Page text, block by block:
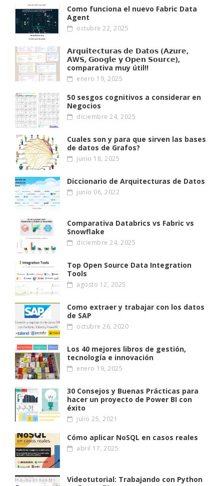
Como funciona el nuevo Fabric Data
Agent
octubre 22, 2025
𝗔𝗿𝗾𝘂𝗶𝘁𝗲𝗰𝘁𝘂𝗿𝗮𝘀 𝗱𝗲 𝗗𝗮𝘁𝗼𝘀 (𝗔𝘇𝘂𝗿𝗲,
𝗔W𝗦, 𝗚𝗼𝗼𝗴𝗹𝗲 𝘆 𝗢𝗽𝗲𝗻 𝗦𝗼𝘂𝗿𝗰𝗲),
comparativa muy útil!!
enero 19, 2025
50 sesgos cognitivos a considerar en
Negocios
diciembre 24, 2025
Cuales son y para que sirven las bases
de datos de Grafos?
junio 18, 2025
Diccionario de Arquitecturas de Datos
junio 06, 2022
Comparativa Databrics vs Fabric vs
Snowflake
diciembre 24, 2025
Top Open Source Data Integration
Tools
agosto 12, 2025
Como extraer y trabajar con los datos
de SAP
octubre 26, 2020
Los 40 mejores libros de gestión,
tecnología e innovación
enero 19, 2025
30 Consejos y Buenas Prácticas para
hacer un proyecto de Power BI con
éxito
julio 25, 2021
Cómo aplicar NoSQL en casos reales
abril 17, 2025
Videotutorial: Trabajando con Python